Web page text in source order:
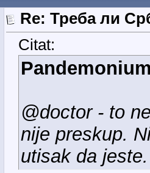
Re: Треба ли
Citat:
@doctor - to
nije preskup.
utisak da jeste.